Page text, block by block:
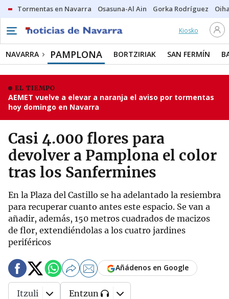
Tormentas en Navarra Osasuna-Al Ain Gorka Rodríguez
Kiosko
NAVARRA PAMPLONA BORTZIRIAK SAN FERMÍN
EL TIEMPO
AEMET vuelve a elevar a naranja el aviso por tormentas
hoy domingo en Navarra
Casi 4.000 flores para
devolver a Pamplona el color
tras los Sanfermines
En la Plaza del Castillo se ha adelantado la resiembra
para recuperar cuanto antes este espacio. Se van a
añadir, además, 150 metros cuadrados de macizos
de flor, extendiéndolas a los cuatro jardines
periféricos
Añádenos en Google
Itzuli Entzun